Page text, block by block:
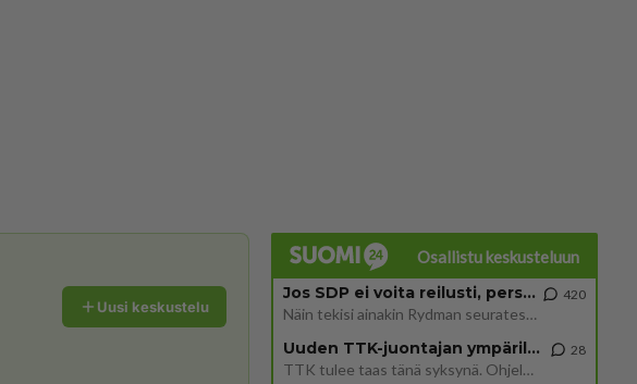
Uusi keskustelu
Osallistu keskusteluun
Jos SDP ei voita reilusti, persut kumoavat demokratian Suomesta
Näin tekisi ainakin Rydman seuratessaan idolinsa Trumpin mallia https://www.is.fi/politiikka/art-2000012187244.html
420
Uuden TTK-juontajan ympärillä epätietoisuus sakenee - Nyt MTV hämmentää soppaa
TTK tulee taas tänä syksynä. Ohjelman uudet tähtioppilaat julkistetaan torstaina 6. elokuuta klo 14 alkavassa lehdistö
28